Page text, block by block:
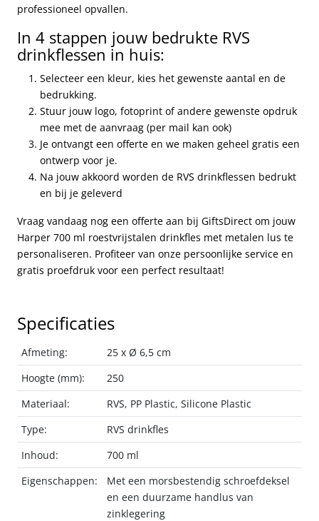
professioneel opvallen.
In 4 stappen jouw bedrukte RVS
drinkflessen in huis:
Selecteer een kleur, kies het gewenste aantal en de
bedrukking.
Stuur jouw logo, fotoprint of andere gewenste opdruk
mee met de aanvraag (per mail kan ook)
Je ontvangt een offerte en we maken geheel gratis een
ontwerp voor je.
Na jouw akkoord worden de RVS drinkflessen bedrukt
en bij je geleverd
Vraag vandaag nog een offerte aan bij GiftsDirect om jouw
Harper 700 ml roestvrijstalen drinkfles met metalen lus te
personaliseren. Profiteer van onze persoonlijke service en
gratis proefdruk voor een perfect resultaat!
Specificaties
Afmeting:
25 x Ø 6,5 cm
Hoogte (mm):
250
Materiaal:
RVS, PP Plastic, Silicone Plastic
Type:
RVS drinkfles
Inhoud:
700 ml
Eigenschappen:
Met een morsbestendig schroefdeksel
en een duurzame handlus van
zinklegering